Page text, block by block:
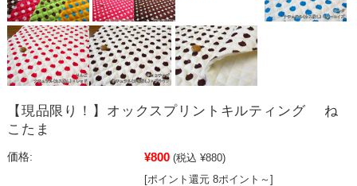
【現品限り！】オックスプリントキルティング ね
こたま
価格: ¥800 (税込 ¥880)
[ポイント還元 8ポイント～]